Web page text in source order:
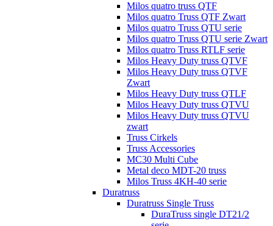
Milos quatro truss QTF
Milos quatro Truss QTF Zwart
Milos quatro Truss QTU serie
Milos quatro Truss QTU serie Zwart
Milos quatro Truss RTLF serie
Milos Heavy Duty truss QTVF
Milos Heavy Duty truss QTVF
Zwart
Milos Heavy Duty truss QTLF
Milos Heavy Duty truss QTVU
Milos Heavy Duty truss QTVU
zwart
Truss Cirkels
Truss Accessories
MC30 Multi Cube
Metal deco MDT-20 truss
Milos Truss 4KH-40 serie
Duratruss
Duratruss Single Truss
DuraTruss single DT21/2